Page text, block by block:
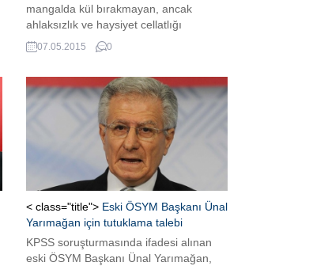
mangalda kül bırakmayan, ancak
ahlaksızlık ve haysiyet cellatlığı
yapanlar, artık hesap verir oldular. Bu
milleti yıllarca Ergenekon’la oyaladılar.
bulandırdılar. “Devrimci Karargâh
Örgütü”ne, masum insanları bulaştırıp
cezaevlerinde çürümelerine yol açtılar.
Doğrularla yanlışları aynı...
07.05.2015 0
< class="title"> Eski ÖSYM Başkanı Ünal
Yarımağan için tutuklama talebi
KPSS soruşturmasında ifadesi alınan
eski ÖSYM Başkanı Ünal Yarımağan,